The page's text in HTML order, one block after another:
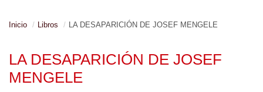
Inicio Libros LA DESAPARICIÓN DE JOSEF MENGELE
LA DESAPARICIÓN DE JOSEF
MENGELE